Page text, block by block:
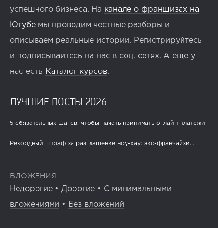
успешного бизнеса. На канале о франшизах на
Ютубе мы проводим честные разборы и
описываем реальные истории. Регистрируйтесь
и подписывайтесь на нас в соц. сетях. А ещё у
нас есть Каталог курсов.
ЛУЧШИЕ ПОСТЫ 2026
5 обязательных шагов, чтобы начать принимать онлайн-платежи
Рекордный штраф за разглашение ноу-хау: экс-франчайзи...
ВЛОЖЕНИЯ
Недорогие • Дорогие • С минимальными
вложениями • Без вложений